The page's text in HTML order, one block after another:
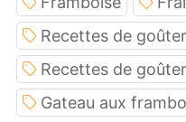
Recettes de
Recettes de
Gateau aux